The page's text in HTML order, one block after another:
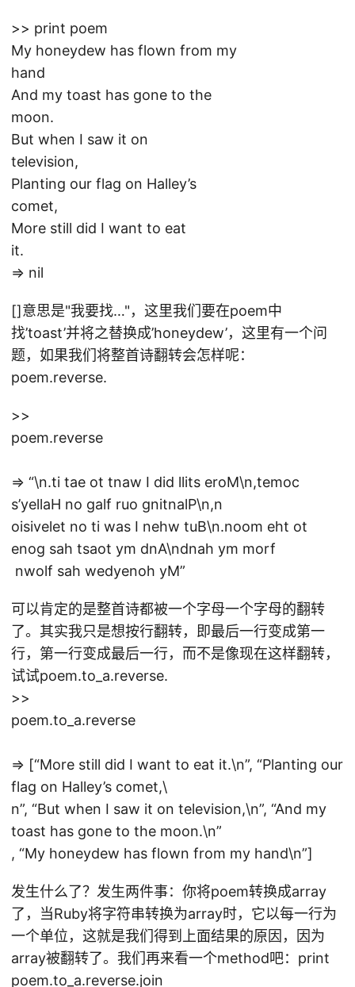
>> print poem
My honeydew has flown from my
hand
And my toast has gone to the
moon.
But when I saw it on
television,
Planting our flag on Halley’s
comet,
More still did I want to eat
it.
=> nil
[]意思是"我要找…"，这里我们要在poem中
找’toast’并将之替换成’honeydew’，这里有一个问
题，如果我们将整首诗翻转会怎样呢：
poem.reverse.
>>
poem.reverse
=> “\n.ti tae ot tnaw I did llits eroM\n,temoc
s’yellaH no galf ruo gnitnalP\n,n
oisivelet no ti was I nehw tuB\n.noom eht ot
enog sah tsaot ym dnA\ndnah ym morf
nwolf sah wedyenoh yM”
可以肯定的是整首诗都被一个字母一个字母的翻转
了。其实我只是想按行翻转，即最后一行变成第一
行，第一行变成最后一行，而不是像现在这样翻转，
试试poem.to_a.reverse.
>>
poem.to_a.reverse
=> [“More still did I want to eat it.\n”, “Planting our
flag on Halley’s comet,\
n”, “But when I saw it on television,\n”, “And my
toast has gone to the moon.\n”
, “My honeydew has flown from my hand\n”]
发生什么了？发生两件事：你将poem转换成array
了，当Ruby将字符串转换为array时，它以每一行为
一个单位，这就是我们得到上面结果的原因，因为
array被翻转了。我们再来看一个method吧：print
poem.to_a.reverse.join